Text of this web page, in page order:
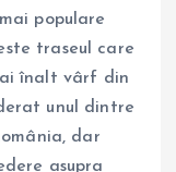
populare
traseul care
înalt vârf din
unul dintre
dar
asupra